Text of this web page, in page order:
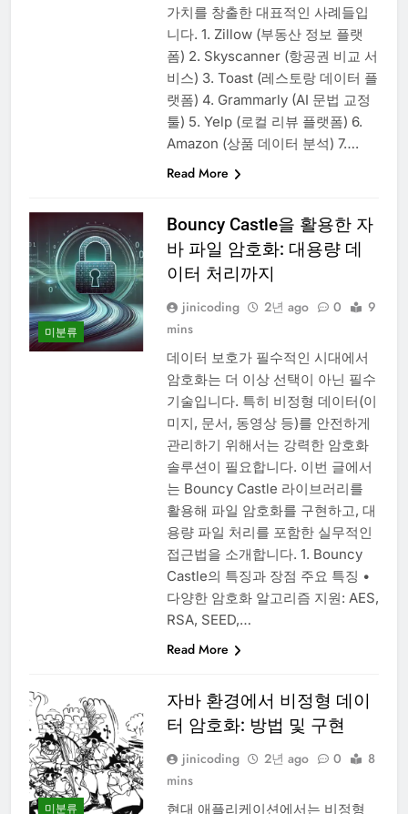
가치를 창출한 대표적인 사례들입
니다. 1. Zillow (부동산 정보 플랫
폼) 2. Skyscanner (항공권 비교 서
비스) 3. Toast (레스토랑 데이터 플
랫폼) 4. Grammarly (AI 문법 교정
툴) 5. Yelp (로컬 리뷰 플랫폼) 6.
Amazon (상품 데이터 분석) 7….
Read More
미분류
Bouncy Castle을 활용한 자
바 파일 암호화: 대용량 데
이터 처리까지
jinicoding 2년 ago 0
9
mins
데이터 보호가 필수적인 시대에서
암호화는 더 이상 선택이 아닌 필수
기술입니다. 특히 비정형 데이터(이
미지, 문서, 동영상 등)를 안전하게
관리하기 위해서는 강력한 암호화
솔루션이 필요합니다. 이번 글에서
는 Bouncy Castle 라이브러리를
활용해 파일 암호화를 구현하고, 대
용량 파일 처리를 포함한 실무적인
접근법을 소개합니다. 1. Bouncy
Castle의 특징과 장점 주요 특징 •
다양한 암호화 알고리즘 지원: AES,
RSA, SEED,…
Read More
미분류
자바 환경에서 비정형 데이
터 암호화: 방법 및 구현
jinicoding 2년 ago 0
8
mins
현대 애플리케이션에서는 비정형